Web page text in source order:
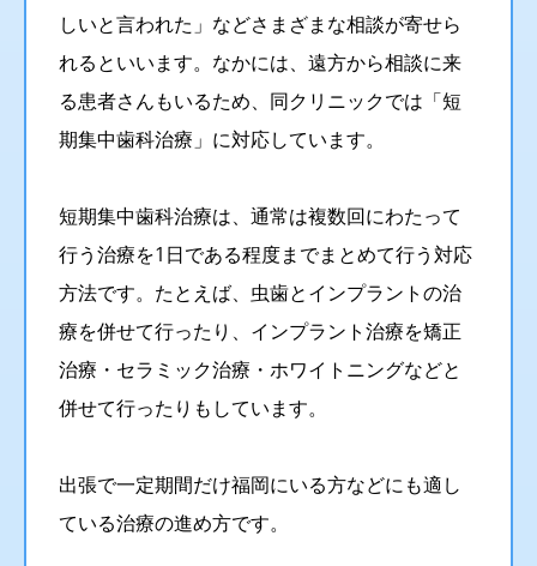
しいと言われた」などさまざまな相談が寄せら
れるといいます。なかには、遠方から相談に来
る患者さんもいるため、同クリニックでは「短
期集中歯科治療」に対応しています。
短期集中歯科治療は、通常は複数回にわたって
行う治療を1日である程度までまとめて行う対応
方法です。たとえば、虫歯とインプラントの治
療を併せて行ったり、インプラント治療を矯正
治療・セラミック治療・ホワイトニングなどと
併せて行ったりもしています。
出張で一定期間だけ福岡にいる方などにも適し
ている治療の進め方です。